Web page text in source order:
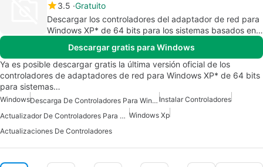
3.5 Gratuito
Descargar los controladores del adaptador de red para
Windows XP* de 64 bits para los sistemas basados en
Descargar gratis para Windows
Ya es posible descargar gratis la última versión oficial de los
controladores de adaptadores de red para Windows XP* de 64 bits
para sistemas…
Windows Descarga De Controladores Para Windows Instalar Controladores
Actualizador De Controladores Para Windows Windows Xp
Actualizaciones De Controladores